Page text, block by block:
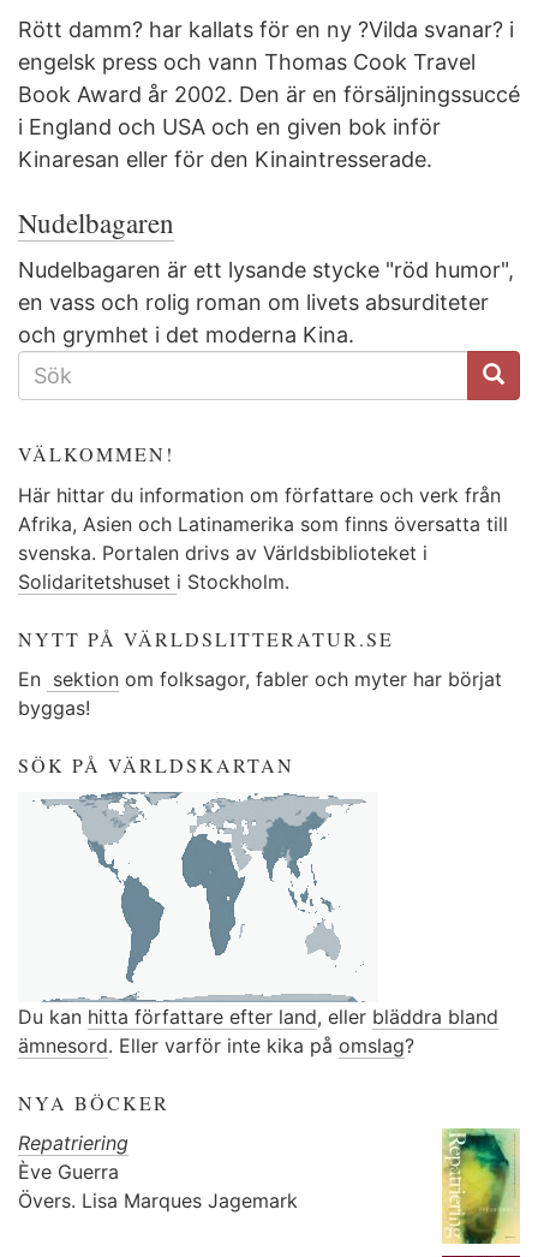
Rött damm? har kallats för en ny ?Vilda svanar? i
engelsk press och vann Thomas Cook Travel
Book Award år 2002. Den är en försäljningssuccé
i England och USA och en given bok inför
Kinaresan eller för den Kinaintresserade.
Nudelbagaren
Nudelbagaren är ett lysande stycke "röd humor",
en vass och rolig roman om livets absurditeter
och grymhet i det moderna Kina.
SÖKFORMULÄR
VÄLKOMMEN!
Här hittar du information om författare och verk från
Afrika, Asien och Latinamerika som finns översatta till
svenska. Portalen drivs av Världsbiblioteket i
Solidaritetshuset i Stockholm.
NYTT PÅ VÄRLDSLITTERATUR.SE
En sektion om folksagor, fabler och myter har börjat
byggas!
SÖK PÅ VÄRLDSKARTAN
Du kan hitta författare efter land, eller bläddra bland
ämnesord. Eller varför inte kika på omslag?
NYA BÖCKER
Repatriering
Ève Guerra
Övers. Lisa Marques Jagemark